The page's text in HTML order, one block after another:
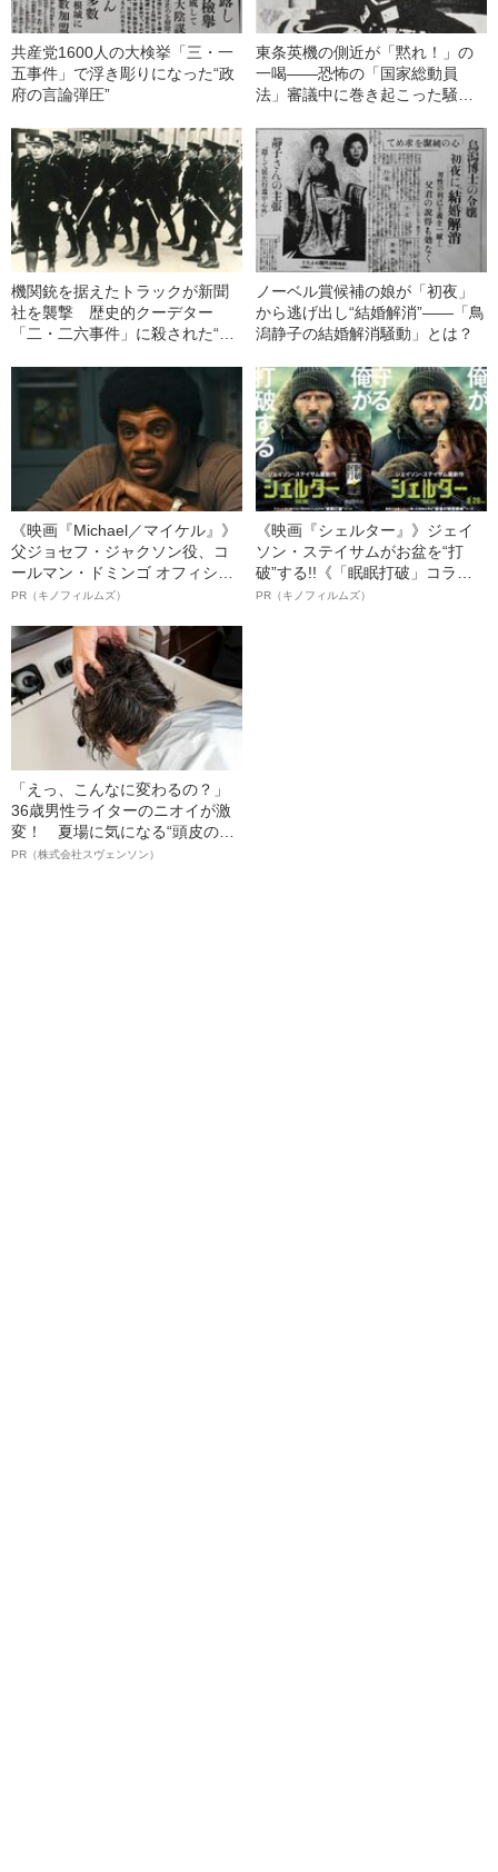
共産党1600人の大検挙「三・一
五事件」で浮き彫りになった“政
府の言論弾圧”
東条英機の側近が「黙れ！」の
一喝――恐怖の「国家総動員
法」審議中に巻き起こった騒動
機関銃を据えたトラックが新聞
社を襲撃 歴史的クーデター
「二・二六事件」に殺された“言
ノーベル賞候補の娘が「初夜」
から逃げ出し“結婚解消”――「鳥
潟静子の結婚解消騒動」とは？
《映画『Michael／マイケル』》
父ジョセフ・ジャクソン役、コ
ールマン・ドミンゴ オフィシャ
ルインタビュー“観客を魅了した
語る”《日本興収70億円突破》
PR（キノフィルムズ）
《映画『シェルター』》ジェイ
ソン・ステイサムがお盆を“打
破”する!!《「眠眠打破」コラ
ボ》
PR（キノフィルムズ）
「えっ、こんなに変わるの？」
36歳男性ライターのニオイが激
変！ 夏場に気になる“頭皮のニ
オイ”や“ベタつき”を解消す
PR（株式会社スヴェンソン）